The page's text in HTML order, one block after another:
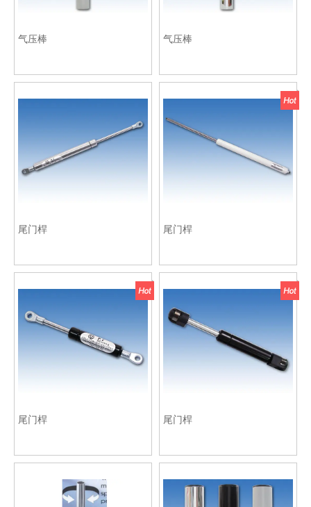
气压棒 气压棒
尾门桿 尾门桿
尾门桿 尾门桿